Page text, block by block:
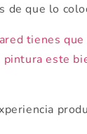
de que lo
tienes
pintura este